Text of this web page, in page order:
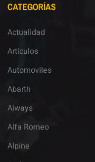
CATEGORÍAS
Actualidad
Artículos
Automoviles
Abarth
Aiways
Alfa Romeo
Alpine